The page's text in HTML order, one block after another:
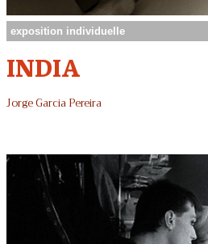
exposition individuelle
INDIA
Jorge Garcia Pereira